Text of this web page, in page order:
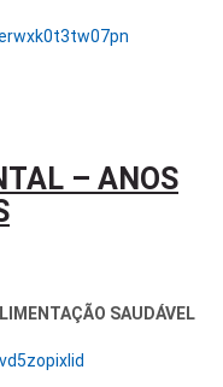
– ANOS
SAUDÁVEL